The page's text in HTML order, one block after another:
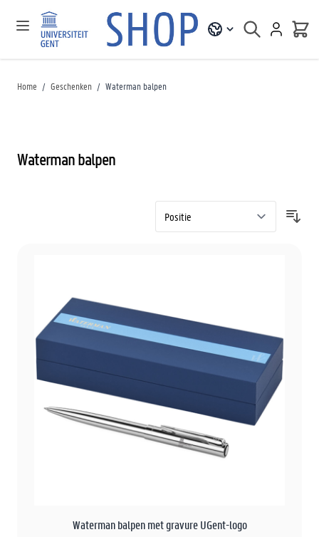
Home / Geschenken / Waterman balpen
Waterman balpen
Waterman balpen met gravure UGent-logo